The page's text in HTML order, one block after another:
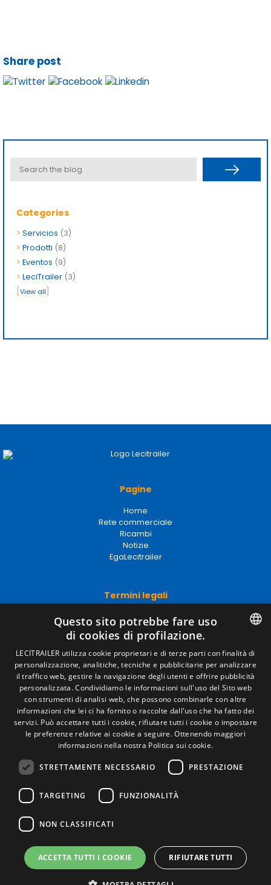
Share post
Categories
> Servicios (3)
> Prodotti (8)
> Eventos (9)
> LeciTrailer (3)
View all
Pagine
Home
Rete commerciale
Ricambi
Notizie
EgaLecitrailer
Termini legali
Avviso legale
Politiche sulla privacy
Politica sui cookie
Condizioni generali di vendita
Gestire i cookie
Contatto
Camino de los Huertos, S/N. Apdo 100 .
50620 - Casetas (Zaragoza) Spagna
+(34) 976 462 121
© Lecitrailer S.A. 2026
SPANISH
ENGLISH
ITALIAN
PORTUGUESE
Questo sito potrebbe fare uso
di cookies di profilazione.
LECITRAILER utilizza cookie proprietari e di terze parti con finalità di
personalizzazione, analitiche, tecniche e pubblicitarie per analizzare
il traffico web, gestire la navigazione degli utenti e offrire pubblicità
personalizzata. Condividiamo le informazioni sull'uso del Sito web
con strumenti di analisi web, che possono combinarle con altre
informazioni che lei ci ha fornito o raccolte dall'uso che ha fatto dei
servizi. Può accettare tutti i cookie, rifiutare tutti i cookie o impostare
le preferenze relative ai cookie a seguire. Ottenendo maggiori
informazioni nella nostra Politica sui cookie.
STRETTAMENTE NECESSARIO PRESTAZIONE
TARGETING FUNZIONALITÀ
NON CLASSIFICATI
ACCETTA TUTTI I COOKIE RIFIUTARE TUTTI